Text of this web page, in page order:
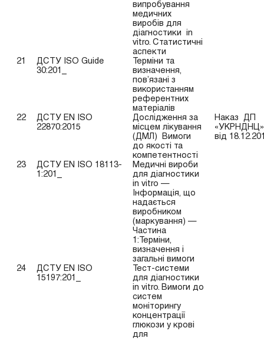
випробування
медичних
виробів для
діагностики in
vitro. Статистичні
аспекти
21
ДСТУ ISO Guide
30:201_
Терміни та
визначення,
пов’язані з
використанням
референтних
матеріалів
22
ДСТУ EN ISO
22870:2015
Дослідження за
місцем лікування
(ДМЛ) Вимоги
до якості та
компетентності
Наказ ДП
від
23
ДСТУ EN ISO 18113-
1:201_
Медичні вироби
для діагностики
in vitro —
Інформація, що
надається
виробником
(маркування) —
Частина
1:Терміни,
визначення і
загальні вимоги
24
ДСТУ EN ISO
15197:201_
Тест-системи
для діагностики
in vitro. Вимоги до
систем
моніторингу
концентрації
глюкози у крові
для